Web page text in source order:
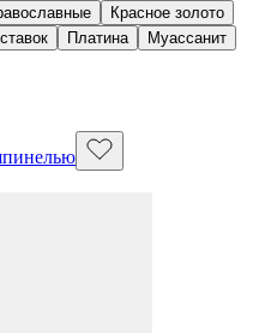
Красное золото
Платина
Муассанит